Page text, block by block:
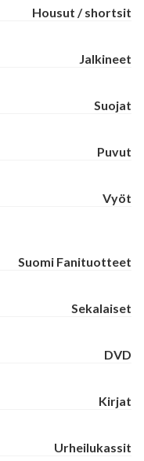
Housut / shortsit
Jalkineet
Suojat
Puvut
Vyöt
Suomi Fanituotteet
Sekalaiset
DVD
Kirjat
Urheilukassit